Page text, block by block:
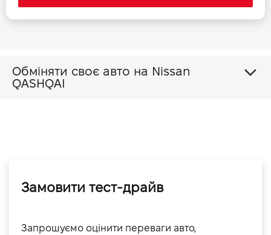
Обміняти своє авто на Nissan
QASHQAI
Замовити тест-драйв
Запрошуємо оцінити переваги авто,